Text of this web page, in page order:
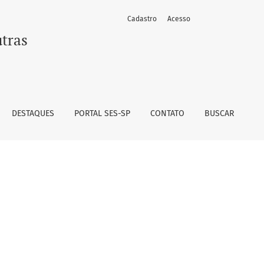
DESTAQUES PORTAL SES-SP CONTATO BUSCAR
Cadastro Acesso